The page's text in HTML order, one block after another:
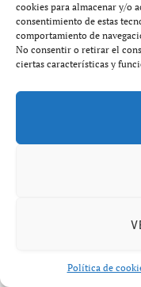
cookies para almacenar y/o
consentimiento de estas
comportamiento de
No consentir o retirar el
ciertas características y
Política de
Patrimonio y
combinación
La llegada de Banco
una tendencia
edificios históricos
Uso económico y